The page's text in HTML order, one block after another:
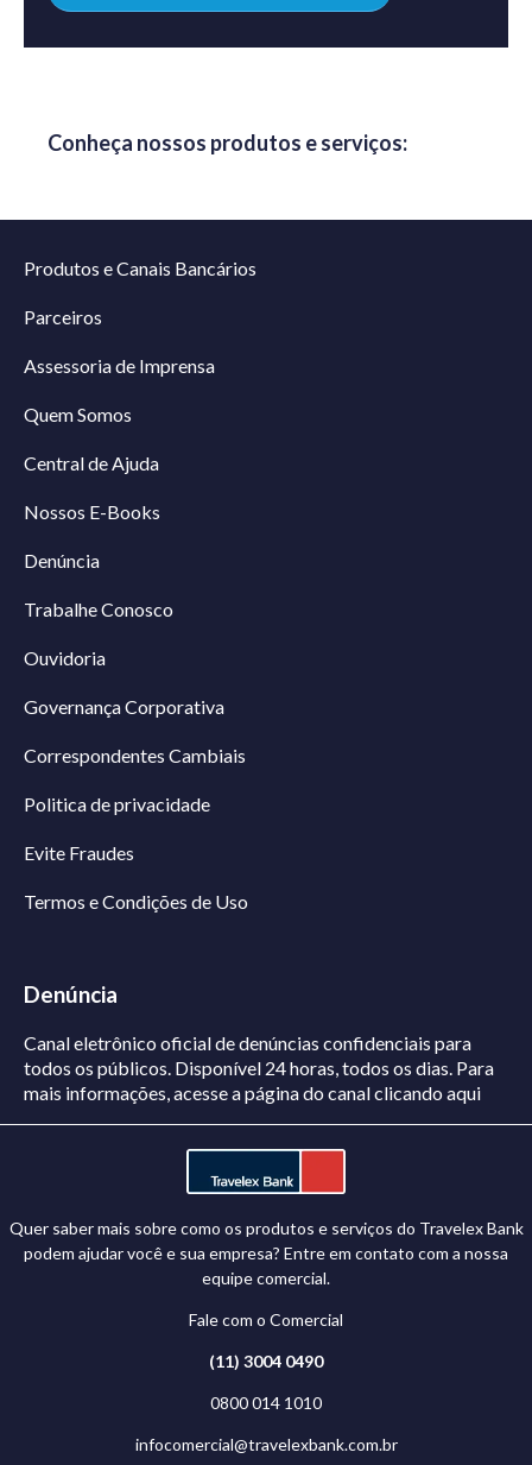
Conheça nossos produtos e serviços:
Produtos e Canais Bancários
Parceiros
Assessoria de Imprensa
Quem Somos
Central de Ajuda
Nossos E-Books
Denúncia
Trabalhe Conosco
Ouvidoria
Governança Corporativa
Correspondentes Cambiais
Politica de privacidade
Evite Fraudes
Termos e Condições de Uso
Denúncia
Canal eletrônico oficial de denúncias confidenciais para
todos os públicos. Disponível 24 horas, todos os dias. Para
mais informações, acesse a página do canalclicando aqui
Quer saber mais sobre como os produtos e serviços do Travelex Bank
podem ajudar você e sua empresa? Entre em contato com a nossa
equipe comercial.
Fale com o Comercial
(11) 3004 0490
0800 014 1010
infocomercial@travelexbank.com.br